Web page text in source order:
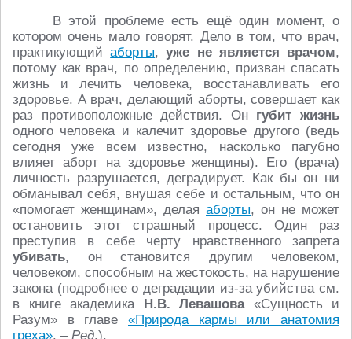
В этой проблеме есть ещё один момент, о
котором очень мало говорят. Дело в том, что врач,
практикующийаборты,уже не является врачом,
потому как врач, по определению, призван спасать
жизнь и лечить человека, восстанавливать его
здоровье. А врач, делающий аборты, совершает как
раз противоположные действия. Он губит жизнь
одного человека и калечит здоровье другого (ведь
сегодня уже всем известно, насколько пагубно
влияет аборт на здоровье женщины). Его (врача)
личность разрушается, деградирует. Как бы он ни
обманывал себя, внушая себе и остальным, что он
«помогает женщинам», делая аборты, он не может
остановить этот страшный процесс. Один раз
преступив в себе черту нравственного запрета
убивать, он становится другим человеком,
человеком, способным на жестокость, на нарушение
закона (подробнее о деградации из-за убийства см.
в книге академика Н.В. Левашова«Сущность и
Разум» в главе «Природа кармы или анатомия
греха». – Ред.).